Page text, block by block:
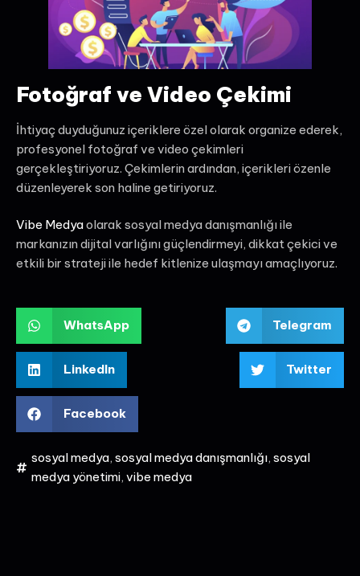
Fotoğraf ve Video Çekimi
İhtiyaç duyduğunuz içeriklere özel olarak organize ederek,
profesyonel fotoğraf ve video çekimleri
gerçekleştiriyoruz. Çekimlerin ardından, içerikleri özenle
düzenleyerek son haline getiriyoruz.
Vibe Medyaolarak sosyal medya danışmanlığı ile
markanızın dijital varlığını güçlendirmeyi, dikkat çekici ve
etkili bir strateji ile hedef kitlenize ulaşmayı amaçlıyoruz.
WhatsApp Telegram
LinkedIn Twitter
Facebook
sosyal medya, sosyal medya danışmanlığı, sosyal
medya yönetimi, vibe medya